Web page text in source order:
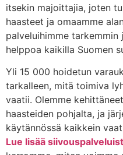
itsekin majoittajia, joten
haasteet ja omaamme
palveluihimme
helppoa kaikilla Suomen
Yli 15 000 hoidetun
tarkalleen, mitä toimiva
vaatii. Olemme
haasteiden pohjalta, ja
käytännössä kaikkein
Lue lisää